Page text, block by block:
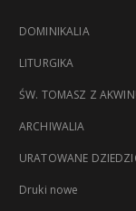
DOMINIKALIA
LITURGIKA
ŚW. TOMASZ Z
ARCHIWALIA
URATOWANE
Druki nowe